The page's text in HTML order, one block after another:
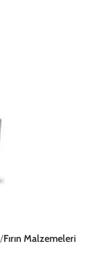
Fırın Malzemeleri